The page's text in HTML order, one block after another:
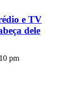
e TV
dele
pm